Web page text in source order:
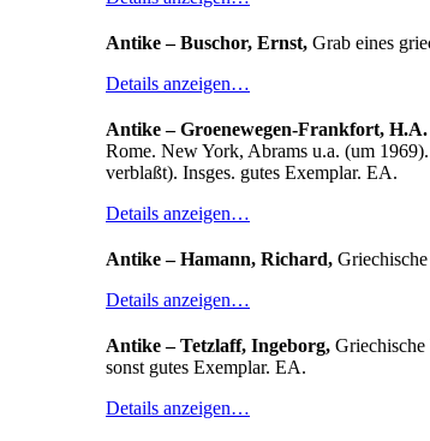
Antike – Buschor, Ernst, Grab eines
Details anzeigen…
Antike – Groenewegen-Frankfort,
Rome. New York, Abrams u.a. (um
verblaßt). Insges. gutes Exemplar. EA.
Details anzeigen…
Antike – Hamann, Richard,
Details anzeigen…
Antike – Tetzlaff, Ingeborg,
sonst gutes Exemplar. EA.
Details anzeigen…